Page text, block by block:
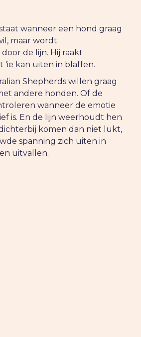
wanneer een hond graag
maar wordt
de lijn. Hij raakt
kan uiten in blaffen.
Shepherds willen graag
andere honden. Of de
wanneer de emotie
is. En de lijn weerhoudt hen
komen dan niet lukt,
spanning zich uiten in
uitvallen.